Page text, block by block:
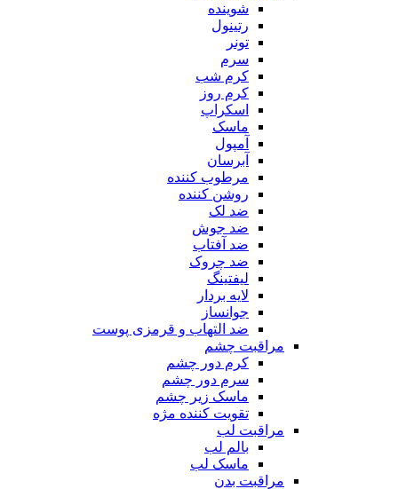
شوینده
رتینول
تونر
سرم
کرم شب
کرم روز
اسکراپ
ماسک
آمپول
آبرسان
مرطوب کننده
روشن کننده
ضد لک
ضد جوش
ضد آفتاب
ضد چروک
لیفتینگ
لایه بردار
جوانساز
ضد التهاب و قرمزی پوست
مراقبت چشم
کرم دور چشم
سرم دور چشم
ماسک زیر چشم
تقویت کننده مژه
مراقبت لب
بالم لب
ماسک لب
مراقبت بدن